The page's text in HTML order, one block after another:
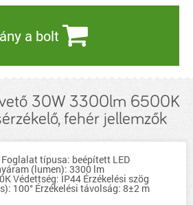
a bolt
30W 3300lm 6500K
fehér jellemzők
típusa: beépített LED
(lumen): 3300 lm
Védettség: IP44 Érzékelési szög
100° Érzékelési távolság: 8±2 m